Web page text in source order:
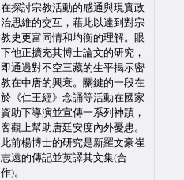
在探討宗教活動的感通與現實政
治思維的交互，藉此以達到對宗
教史更富同情和均衡的理解。眼
下他正擴充其博士論文的研究，
即通過對不空三藏的生平揭示密
教在中唐的興衰。關鍵的一段在
於《仁王經》念誦等活動在國家
資助下導演並宣傳一系列神蹟，
客觀上幫助唐廷安度內外憂患。
此前楊博士的研究是新羅文豪崔
志遠的傳記並英譯其文集(合
作)。